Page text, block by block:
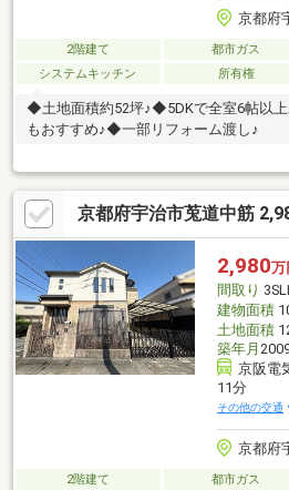
京都府
2階建て 都市ガス
システムキッチン
所有権
◆土地面積約52坪♪◆5DKで全室6帖以
もおすすめ♪◆一部リフォーム渡し♪
京都府宇治市莵道中筋
2,980万
間取り
建物面積
土地面積
築年月
京阪電
11分
その他の交通
京都府
2階建て 都市ガス